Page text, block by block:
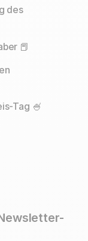
des
📕
Tag 🍧